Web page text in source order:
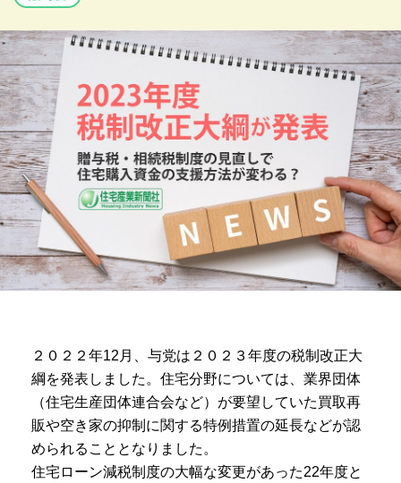
２０２２年12月、与党は２０２３年度の税制改正大
綱を発表しました。住宅分野については、業界団体
（住宅生産団体連合会など）が要望していた買取再
販や空き家の抑制に関する特例措置の延長などが認
められることとなりました。
住宅ローン減税制度の大幅な変更があった22年度と